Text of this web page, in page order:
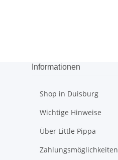
Informationen
Shop in Duisburg
Wichtige Hinweise
Über Little Pippa
Zahlungsmöglichkeiten